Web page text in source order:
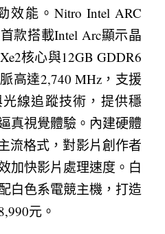
效能。Nitro Intel ARC
款搭載Intel Arc顯示晶
核心與12GB GDDR6
高達2,740 MHz，支援
光線追蹤技術，提供穩
真視覺體驗。內建硬體
流格式，對影片創作者
加快影片處理速度。白
白色系電競主機，打造
元。